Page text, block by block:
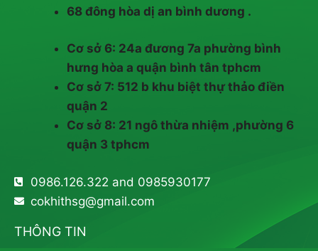
68 đông hòa dị an bình dương .
Cơ sở 6: 24a đương 7a phường bình
hưng hòa a quận bình tân tphcm
Cơ sở 7: 512 b khu biệt thự thảo điền
quận 2
Cơ sở 8: 21 ngô thừa nhiệm ,phường 6
quận 3 tphcm
0986.126.322 and 0985930177
cokhithsg@gmail.com
THÔNG TIN